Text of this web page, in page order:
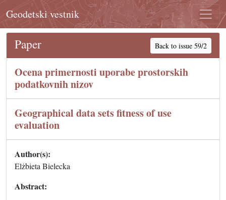
Geodetski vestnik
Paper Back to issue 59/2
Ocena primernosti uporabe prostorskih
podatkovnih nizov
Geographical data sets fitness of use
evaluation
Author(s):
Elżbieta Bielecka
Abstract: